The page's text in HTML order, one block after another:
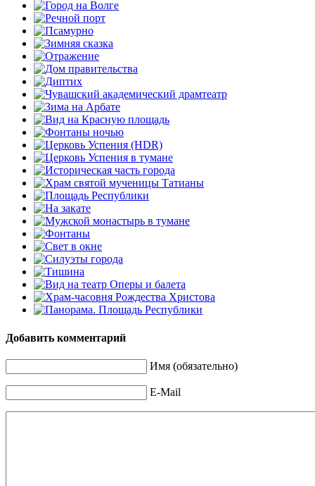
Добавить комментарий
Имя (обязательно)
E-Mail